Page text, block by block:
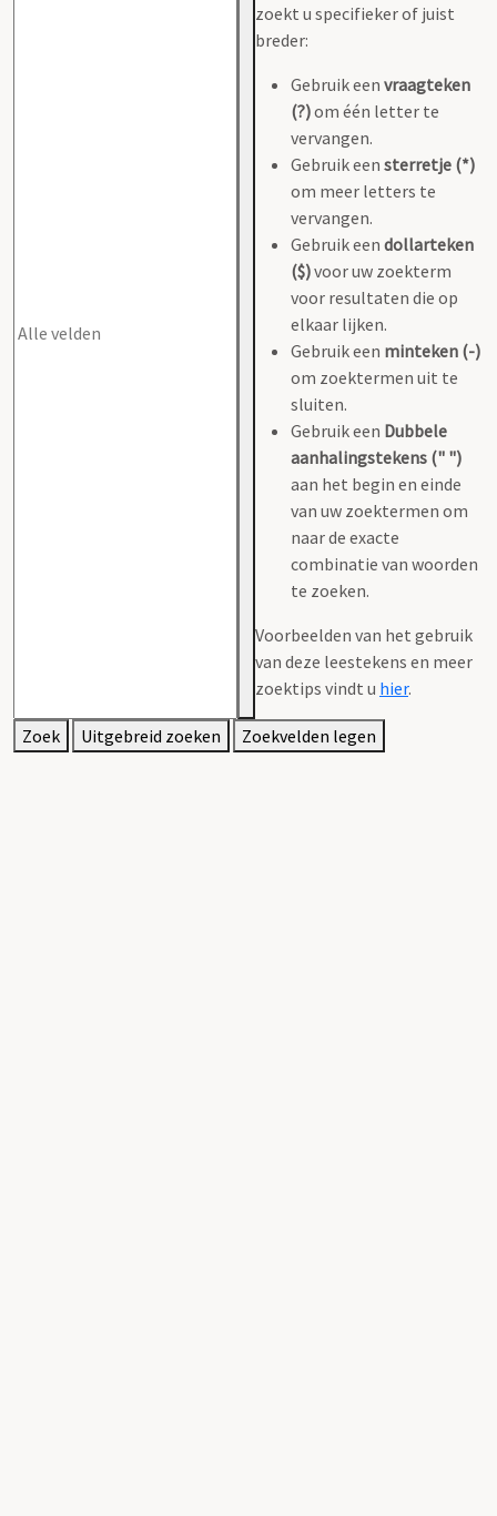
zoekt u specifieker of juist
breder:
Gebruik een vraagteken
(?)om één letter te
vervangen.
Gebruik een sterretje (*)
om meer letters te
vervangen.
Gebruik een dollarteken
($)voor uw zoekterm
voor resultaten die op
elkaar lijken.
Gebruik een minteken (-)
om zoektermen uit te
sluiten.
Gebruik een Dubbele
aanhalingstekens (" ")
aan het begin en einde
van uw zoektermen om
naar de exacte
combinatie van woorden
te zoeken.
Voorbeelden van het gebruik
van deze leestekens en meer
zoektips vindt u hier.
Zoek Uitgebreid zoeken Zoekvelden legen